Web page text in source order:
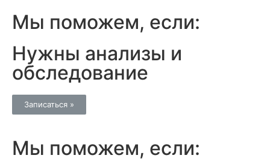
Мы поможем, если:
Нужны анализы и
обследование
Записаться »
Мы поможем, если: